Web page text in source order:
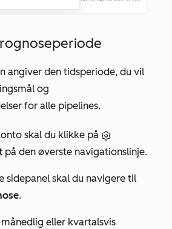
angiver den tidsperiode, du vil
og
for alle pipelines.
skal du klikke på
på den øverste navigationslinje.
sidepanel skal du navigere til
.
eller kvartalsvis